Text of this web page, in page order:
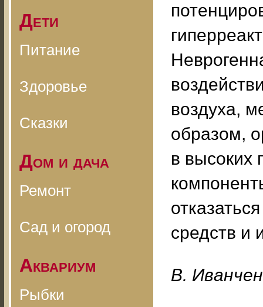
Дети
Питание
Здоровье
Сказки
Дом и дача
Ремонт
Сад и огород
Аквариум
Рыбки
воздуха,
образом,
в высоких
средств и
B.